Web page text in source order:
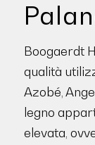
Boogaerdt
qualità
Azobé,
legno
elevata,